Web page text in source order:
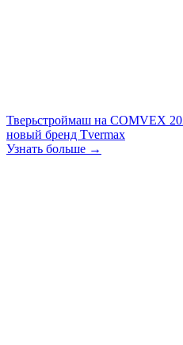
Тверьстроймаш на COMVEX
новый бренд Tvermax
Узнать больше →